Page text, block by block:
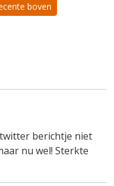
boven
berichtje niet
nu wel! Sterkte